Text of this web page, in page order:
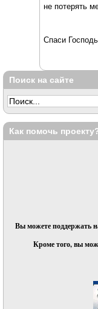
не потерять
Спаси
Поиск на сайте
Как помочь
Вы можете поддержать
Кроме того, вы